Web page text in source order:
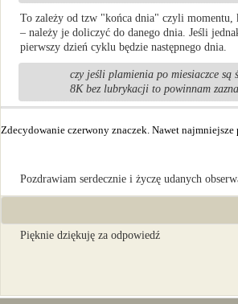
To zależy od tzw "końca dnia" czyli momentu,
– należy je doliczyć do danego dnia. Jeśli
pierwszy dzień cyklu będzie następnego dnia.
czy jeśli plamienia po miesiaczce są
8K bez lubrykacji to powinnam
Zdecydowanie czerwony znaczek. Nawet
Pozdrawiam serdecznie i życzę udanych
Pięknie dziękuję za odpowiedź